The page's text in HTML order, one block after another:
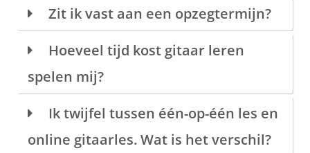
Zit ik vast aan een opzegtermijn?
Hoeveel tijd kost gitaar leren
spelen mij?
Ik twijfel tussen één-op-één les en
online gitaarles. Wat is het verschil?